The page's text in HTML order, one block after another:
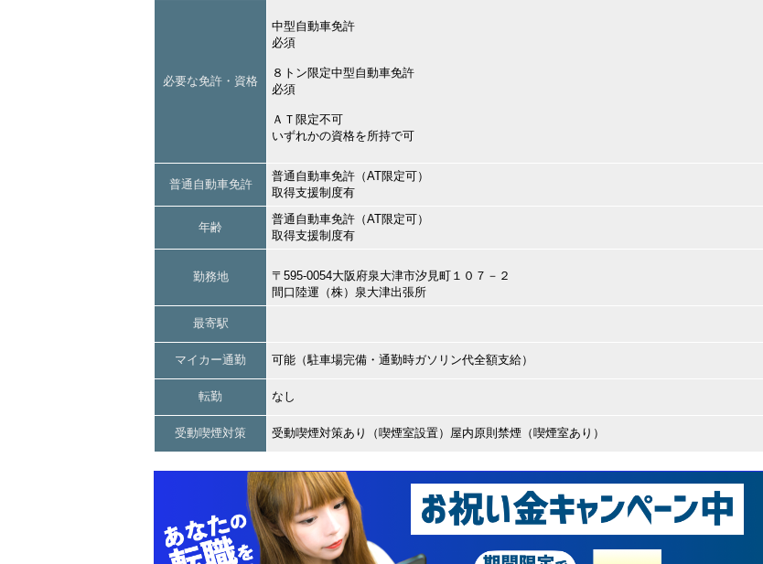
必要な免許・資格
中型自動車免許
必須
８トン限定中型自動車免許
必須
ＡＴ限定不可
いずれかの資格を所持で可
普通自動車免許
普通自動車免許（AT限定可）
取得支援制度有
年齢
普通自動車免許（AT限定可）
取得支援制度有
勤務地
〒595-0054大阪府泉大津市汐見町１０７－２
間口陸運（株）泉大津出張所
最寄駅
マイカー通勤 可能（駐車場完備・通勤時ガソリン代全額支給）
転勤 なし
受動喫煙対策 受動喫煙対策あり（喫煙室設置）屋内原則禁煙（喫煙室あり）